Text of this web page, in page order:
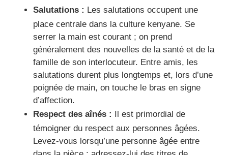
Salutations : Les salutations occupent une
place centrale dans la culture kenyane. Se
serrer la main est courant ; on prend
généralement des nouvelles de la santé et de la
famille de son interlocuteur. Entre amis, les
salutations durent plus longtemps et, lors d’une
poignée de main, on touche le bras en signe
d’affection.
Respect des aînés :
Il est primordial de
témoigner du respect aux personnes âgées.
Levez-vous lorsqu’une personne âgée entre